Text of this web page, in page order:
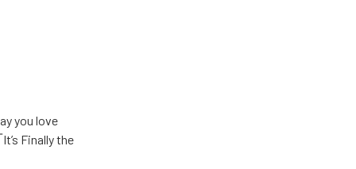
you love
It’s Finally the